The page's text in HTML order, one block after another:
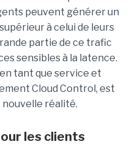
peuvent générer un
à celui de leurs
partie de ce trafic
sensibles à la latence.
tant que service et
Cloud Control, est
nouvelle réalité.
les clients